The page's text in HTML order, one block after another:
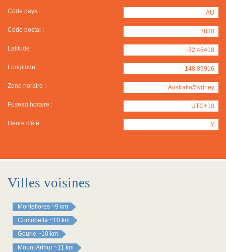
Code pays : AU
Code postal : 2820
Latitude : -32.46418
Longitude : 148.89916
Zone horaire : Australia/Sydney
Fuseau horaire : UTC+10
Heure d'été : Y
Villes voisines
Montefiores ~9 km
Comobella ~10 km
Geurie ~10 km
Mount Arthur ~11 km